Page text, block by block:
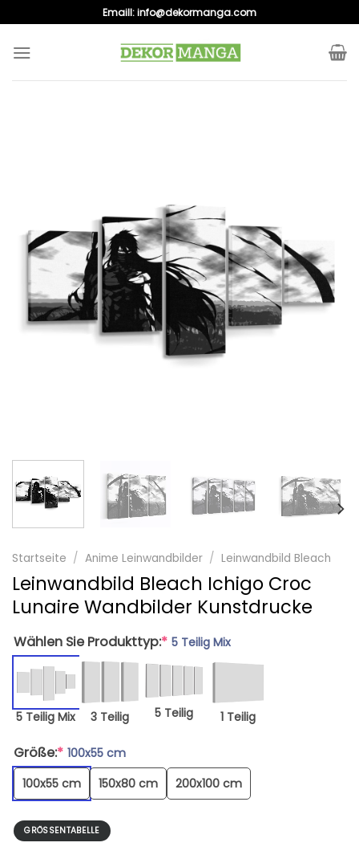
to
content
Emaill:info@dekormanga.com
Startseite / Anime Leinwandbilder / Leinwandbild Bleach
Leinwandbild Bleach Ichigo Croc
Lunaire Wandbilder Kunstdrucke
Wählen Sie Produkttyp:* 5 Teilig Mix
5 Teilig Mix 3 Teilig 5 Teilig 1 Teilig
Größe:* 100x55 cm
100x55 cm
150x80 cm 200x100 cm
GRÖSSENTABELLE